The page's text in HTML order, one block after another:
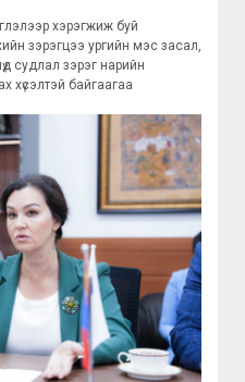
хэрэгжиж буй
зэрэгцээ ургийн мэс засал,
судлал зэрэг нарийн
хүсэлтэй байгаагаа